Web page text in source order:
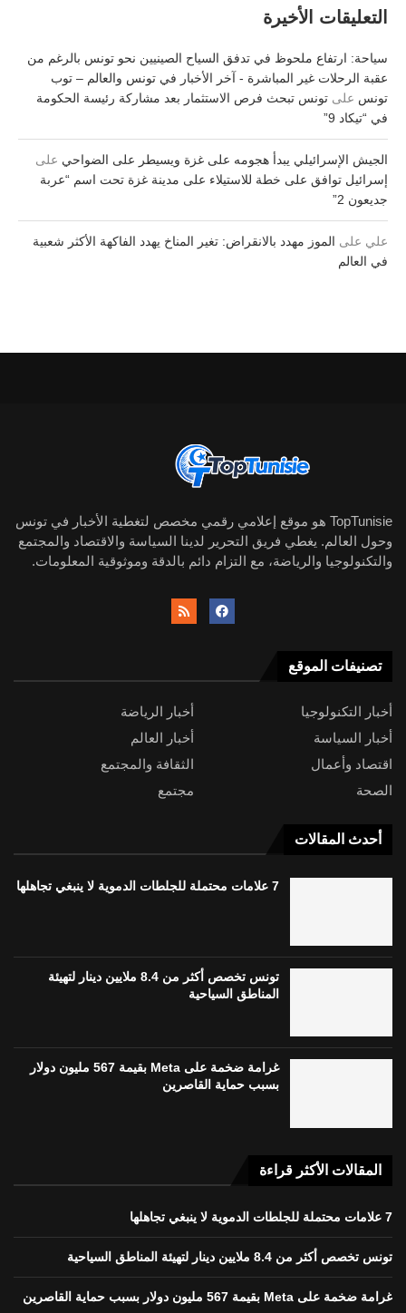
التعليقات الأخيرة
سياحة: ارتفاع ملحوظ في تدفق السياح الصينيين نحو تونس بالرغم من
عقبة الرحلات غير المباشرة - آخر الأخبار في تونس والعالم – توب
تونس على تونس تبحث فرص الاستثمار بعد مشاركة رئيسة الحكومة
في “تيكاد 9”
الجيش الإسرائيلي يبدأ هجومه على غزة ويسيطر على الضواحي على
إسرائيل توافق على خطة للاستيلاء على مدينة غزة تحت اسم “عربة
جديعون 2”
علي على الموز مهدد بالانقراض: تغير المناخ يهدد الفاكهة الأكثر شعبية
في العالم
TopTunisie هو موقع إعلامي رقمي مخصص لتغطية الأخبار في تونس
وحول العالم. يغطي فريق التحرير لدينا السياسة والاقتصاد والمجتمع
والتكنولوجيا والرياضة، مع التزام دائم بالدقة وموثوقية المعلومات.
تصنيفات الموقع
أخبار التكنولوجيا
أخبار الرياضة
أخبار السياسة
أخبار العالم
اقتصاد وأعمال
الثقافة والمجتمع
الصحة
مجتمع
أحدث المقالات
7 علامات محتملة للجلطات الدموية لا ينبغي تجاهلها
تونس تخصص أكثر من 8.4 ملايين دينار لتهيئة
المناطق السياحية
غرامة ضخمة على Meta بقيمة 567 مليون دولار
بسبب حماية القاصرين
المقالات الأكثر قراءة
7 علامات محتملة للجلطات الدموية لا ينبغي تجاهلها
تونس تخصص أكثر من 8.4 ملايين دينار لتهيئة المناطق السياحية
غرامة ضخمة على Meta بقيمة 567 مليون دولار بسبب حماية القاصرين